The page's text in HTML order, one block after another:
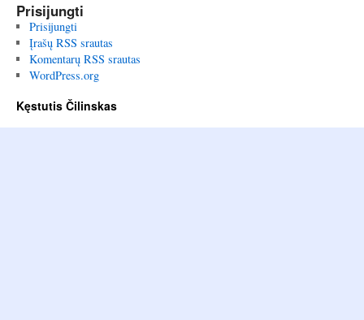
Prisijungti
Prisijungti
Įrašų RSS srautas
Komentarų RSS srautas
WordPress.org
Kęstutis Čilinskas